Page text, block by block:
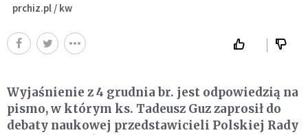
prchiz.pl / kw
Wyjaśnienie z 4 grudnia br. jest odpowiedzią na
pismo, w którym ks. Tadeusz Guz zaprosił do
debaty naukowej przedstawicieli Polskiej Rady